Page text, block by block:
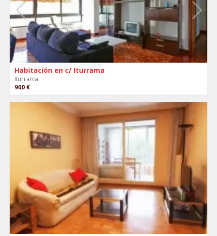
Habitación en c/ Iturrama
Iturrama
900 €